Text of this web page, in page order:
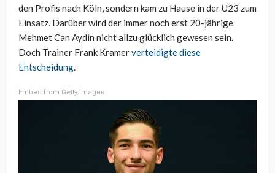
den Profis nach Köln, sondern kam zu Hause in der U23 zum
Einsatz. Darüber wird der immer noch erst 20-jährige
Mehmet Can Aydin nicht allzu glücklich gewesen sein.
Doch Trainer Frank Kramerverteidigte diese
Entscheidung.
Embed from Getty Images